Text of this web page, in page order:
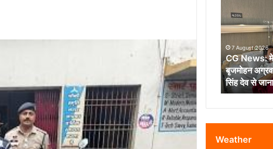
मेदांता
अस्पताल
पहुंचे
बृजमोहन
अग्रवाल,
BJP
प्रदेश
अध्यक्ष
देव
जाना
7 August 2026
CG News:
बृजमोहन
सिंह देव से
Weather